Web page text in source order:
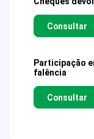
Consultar
Participação
falência
Consultar